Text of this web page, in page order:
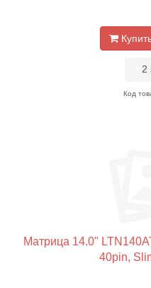
2
Код
Матрица 14.0"
40pin,